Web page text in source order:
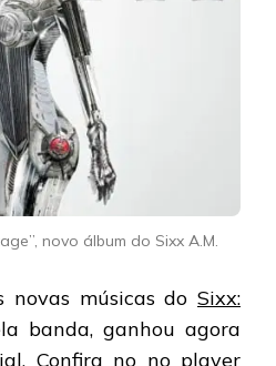
novo álbum do Sixx A.M.
novas músicas doSixx:
banda, ganhou agora
Confira no no player